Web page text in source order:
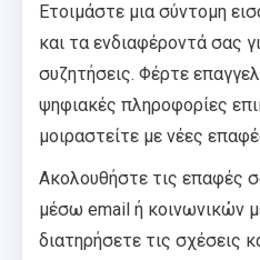
Ετοιμάστε μια σύντομη
και τα ενδιαφέροντά σας
συζητήσεις. Φέρτε
ψηφιακές πληροφορίες
μοιραστείτε με νέες
Ακολουθήστε τις επαφές
μέσω email ή κοινωνικών
διατηρήσετε τις σχέσεις